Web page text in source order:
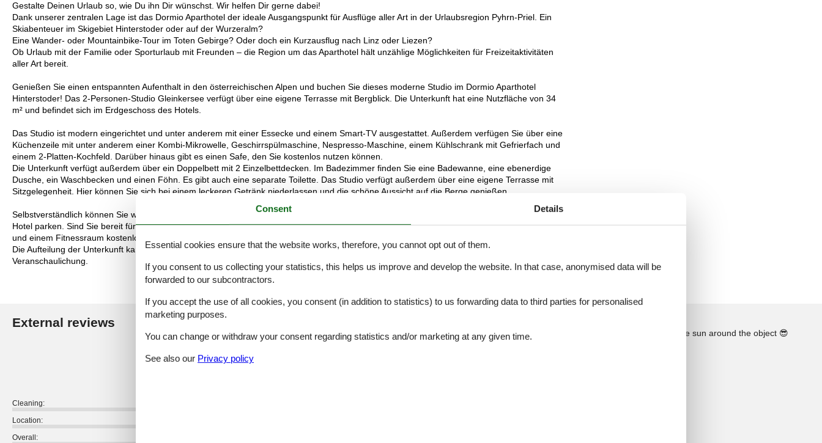
Gestalte Deinen Urlaub so, wie Du ihn Dir wünschst. Wir helfen Dir gerne dabei!
Dank unserer zentralen Lage ist das Dormio Aparthotel der ideale Ausgangspunkt für Ausflüge aller Art in der Urlaubsregion Pyhrn-Priel. Ein
Skiabenteuer im Skigebiet Hinterstoder oder auf der Wurzeralm?
Eine Wander- oder Mountainbike-Tour im Toten Gebirge? Oder doch ein Kurzausflug nach Linz oder Liezen?
Ob Urlaub mit der Familie oder Sporturlaub mit Freunden – die Region um das Aparthotel hält unzählige Möglichkeiten für Freizeitaktivitäten
aller Art bereit.
Genießen Sie einen entspannten Aufenthalt in den österreichischen Alpen und buchen Sie dieses moderne Studio im Dormio Aparthotel
Hinterstoder! Das 2-Personen-Studio Gleinkersee verfügt über eine eigene Terrasse mit Bergblick. Die Unterkunft hat eine Nutzfläche von 34
m² und befindet sich im Erdgeschoss des Hotels.
Das Studio ist modern eingerichtet und unter anderem mit einer Essecke und einem Smart-TV ausgestattet. Außerdem verfügen Sie über eine
Küchenzeile mit unter anderem einer Kombi-Mikrowelle, Geschirrspülmaschine, Nespresso-Maschine, einem Kühlschrank mit Gefrierfach und
einem 2-Platten-Kochfeld. Darüber hinaus gibt es einen Safe, den Sie kostenlos nutzen können.
Die Unterkunft verfügt außerdem über ein Doppelbett mit 2 Einzelbettdecken. Im Badezimmer finden Sie eine Badewanne, eine ebenerdige
Dusche, ein Waschbecken und einen Föhn. Es gibt auch eine separate Toilette. Das Studio verfügt außerdem über eine eigene Terrasse mit
Sitzgelegenheit. Hier können Sie sich bei einem leckeren Getränk niederlassen und die schöne Aussicht auf die Berge genießen.
Selbstverständlich können Sie während Ihres Aufenthalts kostenloses WLAN nutzen und Sie können Ihr Auto auf dem Parkplatz direkt vor dem
Hotel parken. Sind Sie bereit für Entspannung? Als Hotelgast können Sie außerdem den Wellnessbereich mit drei Saunen, einem Ruheraum
und einem Fitnessraum kostenlos nutzen.
Die Aufteilung der Unterkunft kann variieren. Die Grundrisse und Bilder vermitteln einen guten Eindruck, dienen aber nur zur
Veranschaulichung.
External reviews
4,4
Cleaning:
Location:
Overall:
See nearby objects See the course of the sun around the object 😎
Consent Details
Essential cookies ensure that the website works, therefore, you cannot opt out of them.
If you consent to us collecting your statistics, this helps us improve and develop the website. In that case, anonymised data will be
forwarded to our subcontractors.
If you accept the use of all cookies, you consent (in addition to statistics) to us forwarding data to third parties for personalised
marketing purposes.
You can change or withdraw your consent regarding statistics and/or marketing at any given time.
See also our Privacy policy